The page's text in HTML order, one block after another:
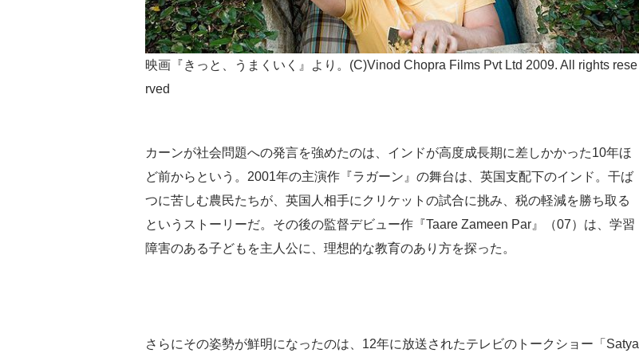
映画『きっと、うまくいく』より。(C)Vinod Chopra Films Pvt Ltd 2009. All rights rese
rved
カーンが社会問題への発言を強めたのは、インドが高度成長期に差しかかった10年ほ
ど前からという。2001年の主演作『ラガーン』の舞台は、英国支配下のインド。干ば
つに苦しむ農民たちが、英国人相手にクリケットの試合に挑み、税の軽減を勝ち取る
というストーリーだ。その後の監督デビュー作『Taare Zameen Par』（07）は、学習
障害のある子どもを主人公に、理想的な教育のあり方を探った。
さらにその姿勢が鮮明になったのは、12年に放送されたテレビのトークショー「Satya